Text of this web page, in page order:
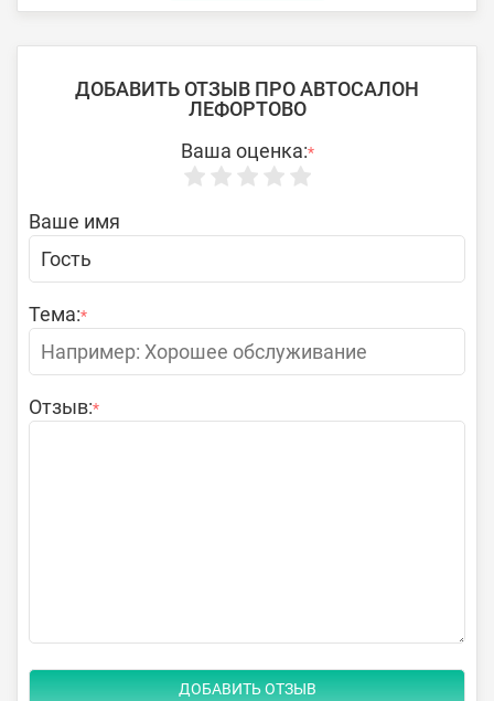
ДОБАВИТЬ ОТЗЫВ ПРО АВТОСАЛОН
ЛЕФОРТОВО
Ваша оценка:*
Ваше имя
Тема:*
Отзыв:*